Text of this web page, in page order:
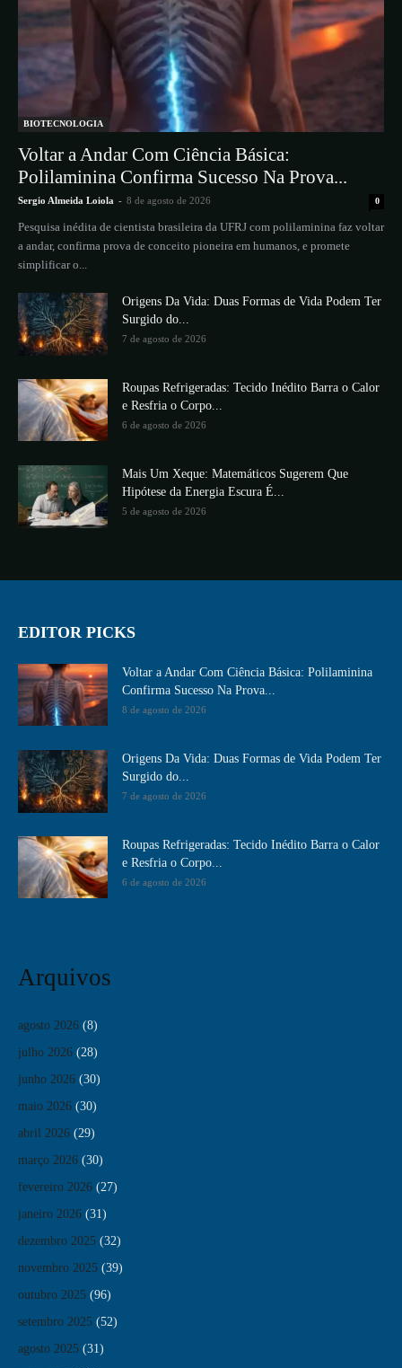
BIOTECNOLOGIA
Voltar a Andar Com Ciência Básica:
Polilaminina Confirma Sucesso Na Prova...
Sergio Almeida Loiola - 8 de agosto de 2026 0
Pesquisa inédita de cientista brasileira da UFRJ com polilaminina faz voltar
a andar, confirma prova de conceito pioneira em humanos, e promete
simplificar o...
Origens Da Vida: Duas Formas de Vida Podem Ter
Surgido do...
7 de agosto de 2026
Roupas Refrigeradas: Tecido Inédito Barra o Calor
e Resfria o Corpo...
6 de agosto de 2026
Mais Um Xeque: Matemáticos Sugerem Que
Hipótese da Energia Escura É...
5 de agosto de 2026
EDITOR PICKS
Voltar a Andar Com Ciência Básica: Polilaminina
Confirma Sucesso Na Prova...
8 de agosto de 2026
Origens Da Vida: Duas Formas de Vida Podem Ter
Surgido do...
7 de agosto de 2026
Roupas Refrigeradas: Tecido Inédito Barra o Calor
e Resfria o Corpo...
6 de agosto de 2026
Arquivos
agosto 2026 (8)
julho 2026 (28)
junho 2026 (30)
maio 2026 (30)
abril 2026 (29)
março 2026 (30)
fevereiro 2026 (27)
janeiro 2026 (31)
dezembro 2025 (32)
novembro 2025 (39)
outubro 2025 (96)
setembro 2025 (52)
agosto 2025 (31)